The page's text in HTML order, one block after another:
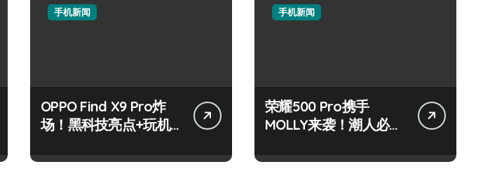
手机新闻
OPPO Find X9 Pro炸
场！黑科技亮点+玩机
手机新闻
荣耀500 Pro携手
MOLLY来袭！潮人必看